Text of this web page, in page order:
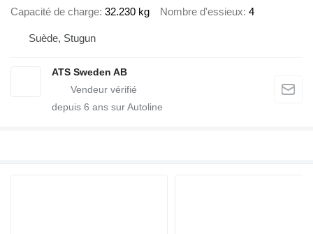
Capacité de charge 32.230 kg Nombre d'essieux 4
Suède, Stugun
ATS Sweden AB
depuis 6 ans sur Autoline